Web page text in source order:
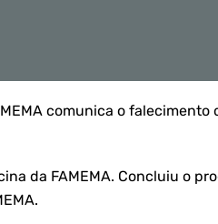
comunica o
da FAMEMA. Concluiu o